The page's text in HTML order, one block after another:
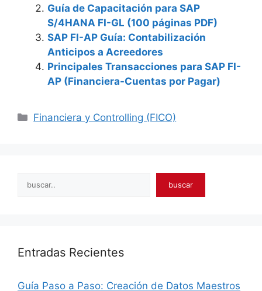
Guía de Capacitación para SAP
S/4HANA FI-GL (100 páginas PDF)
SAP FI-AP Guía: Contabilización
Anticipos a Acreedores
Principales Transacciones para SAP FI-
AP (Financiera-Cuentas por Pagar)
Categories
Financiera y Controlling (FICO)
Search buscar
Entradas Recientes
Guía Paso a Paso: Creación de Datos Maestros